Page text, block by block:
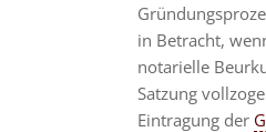
in Betracht,
notarielle
Satzung
Eintragung der